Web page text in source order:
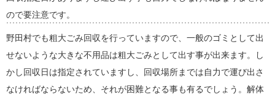
ので要注意です。
野田村でも粗大ごみ回収を行っていますので、一般のゴミとして出
せないような大きな不用品は粗大ごみとして出す事が出来ます。し
かし回収日は指定されていますし、回収場所までは自力で運び出さ
なければならないため、それが困難となる事も有るでしょう。解体